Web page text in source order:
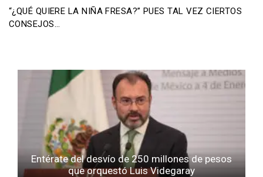
“¿QUÉ QUIERE LA NIÑA FRESA?” PUES TAL VEZ CIERTOS
CONSEJOS…
Entérate del desvío de 250 millones de pesos
que orquestó Luis Videgaray